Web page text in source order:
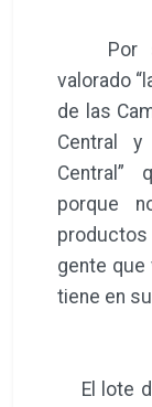
Por su
valorado
de las
Central
Central”
porque
gente que
tiene en su
El lote